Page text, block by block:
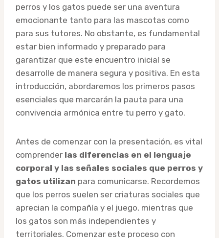
perros y los gatos puede ser una aventura
emocionante tanto para las mascotas como
para sus tutores. No obstante, es fundamental
estar bien informado y preparado para
garantizar que este encuentro inicial se
desarrolle de manera segura y positiva. En esta
introducción, abordaremos los primeros pasos
esenciales que marcarán la pauta para una
convivencia armónica entre tu perro y gato.
Antes de comenzar con la presentación, es vital
comprender las diferencias en el lenguaje
corporal y las señales sociales que perros y
gatos utilizan para comunicarse. Recordemos
que los perros suelen ser criaturas sociales que
aprecian la compañía y el juego, mientras que
los gatos son más independientes y
territoriales. Comenzar este proceso con